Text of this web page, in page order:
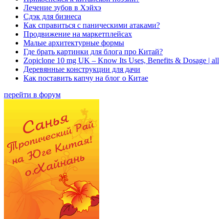
Лечение зубов в Хэйхэ
Сдэк для бизнеса
Как справиться с паническими атаками?
Продвижение на маркетплейсах
Малые архитектурные формы
Где брать картинки для блога про Китай?
Zopiclone 10 mg UK – Know Its Uses, Benefits & Dosage |
Деревянные конструкции для дачи
Как поставить капчу на блог о Китае
перейти в форум